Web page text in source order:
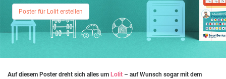
Poster für Lolit erstellen
Auf diesem Poster dreht sich alles um Lolit – auf Wunsch sogar mit dem